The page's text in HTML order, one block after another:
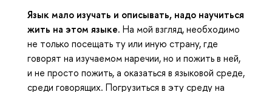
Язык мало изучать и описывать, надо научиться
жить на этом языке. На мой взгляд, необходимо
не только посещать ту или иную страну, где
говорят на изучаемом наречии, но и пожить в ней,
и не просто пожить, а оказаться в языковой среде,
среди говорящих. Погрузиться в эту среду на